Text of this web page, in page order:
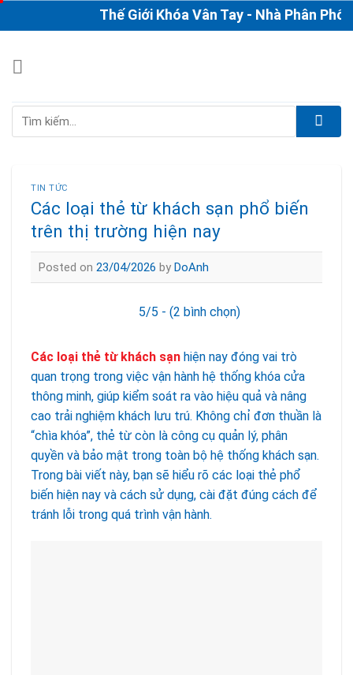
to
Thế Giới Khóa Vân Tay - Nhà Phân Phối &
Tìm
TIN TỨC
Các loại thẻ từ khách sạn phổ biến
trên thị trường hiện nay
Posted on 23/04/2026 by DoAnh
5/5 - (2 bình chọn)
Các loại thẻ từ khách sạn hiện nay đóng vai trò
quan trọng trong việc vận hành hệ thống khóa cửa
thông minh, giúp kiểm soát ra vào hiệu quả và nâng
cao trải nghiệm khách lưu trú. Không chỉ đơn thuần là
“chìa khóa”, thẻ từ còn là công cụ quản lý, phân
quyền và bảo mật trong toàn bộ hệ thống khách sạn.
Trong bài viết này, bạn sẽ hiểu rõ các loại thẻ phổ
biến hiện nay và cách sử dụng, cài đặt đúng cách để
tránh lỗi trong quá trình vận hành.